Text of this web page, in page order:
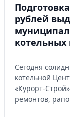
рублей
котельных
Сегодня
котельной
«Курорт-
ремонтов,